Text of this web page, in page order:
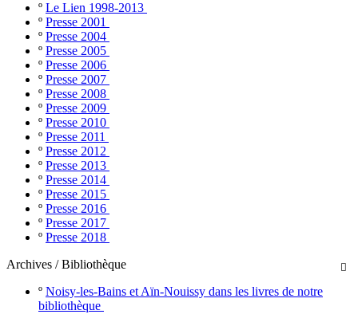
º Le Lien 1998-2013
º Presse 2001
º Presse 2004
º Presse 2005
º Presse 2006
º Presse 2007
º Presse 2008
º Presse 2009
º Presse 2010
º Presse 2011
º Presse 2012
º Presse 2013
º Presse 2014
º Presse 2015
º Presse 2016
º Presse 2017
º Presse 2018

Archives / Bibliothèque
º Noisy-les-Bains et Aïn-Nouissy dans les livres de notre
bibliothèque